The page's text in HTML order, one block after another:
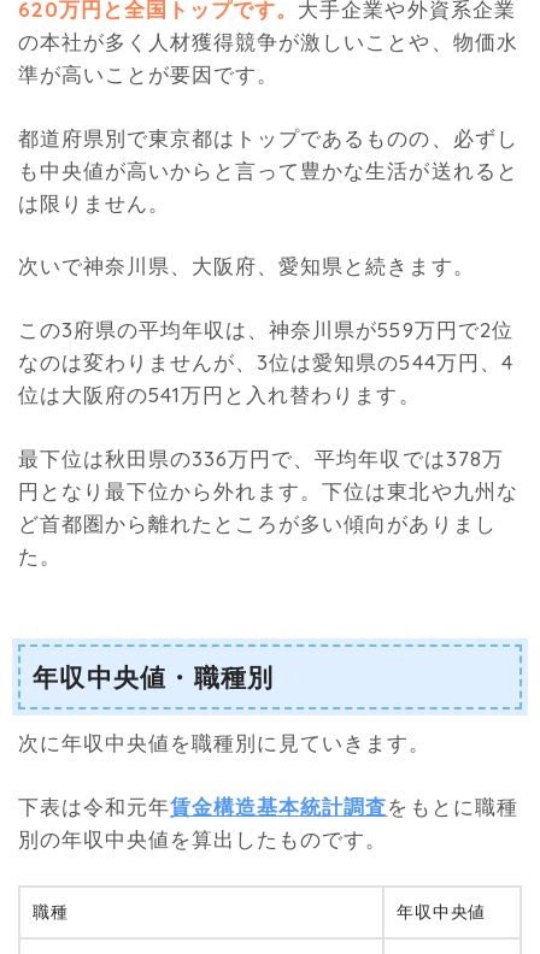
620万円と全国トップです。 大手企業や外資系企業
の本社が多く人材獲得競争が激しいことや、物価水
準が高いことが要因です。
都道府県別で東京都はトップであるものの、必ずし
も中央値が高いからと言って豊かな生活が送れると
は限りません。
次いで神奈川県、大阪府、愛知県と続きます。
この3府県の平均年収は、神奈川県が559万円で2位
なのは変わりませんが、3位は愛知県の544万円、4
位は大阪府の541万円と入れ替わります。
最下位は秋田県の336万円で、平均年収では378万
円となり最下位から外れます。下位は東北や九州な
ど首都圏から離れたところが多い傾向がありまし
た。
年収中央値・職種別
次に年収中央値を職種別に見ていきます。
下表は令和元年賃金構造基本統計調査をもとに職種
別の年収中央値を算出したものです。
職種 年収中央値